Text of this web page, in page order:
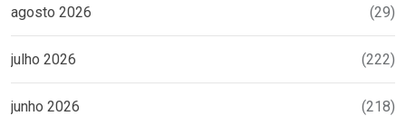
agosto 2026 (29)
julho 2026 (222)
junho 2026 (218)